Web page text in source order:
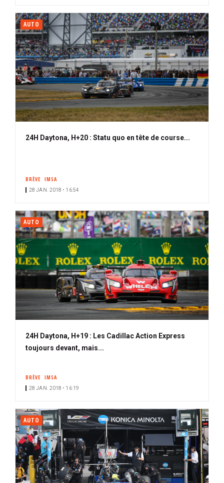
AUTO
24H Daytona, H+20 : Statu quo en tête de course...
BRÈVE IMSA
28 JAN. 2018 • 16:54
AUTO
24H Daytona, H+19 : Les Cadillac Action Express
toujours devant, mais...
BRÈVE IMSA
28 JAN. 2018 • 16:19
AUTO